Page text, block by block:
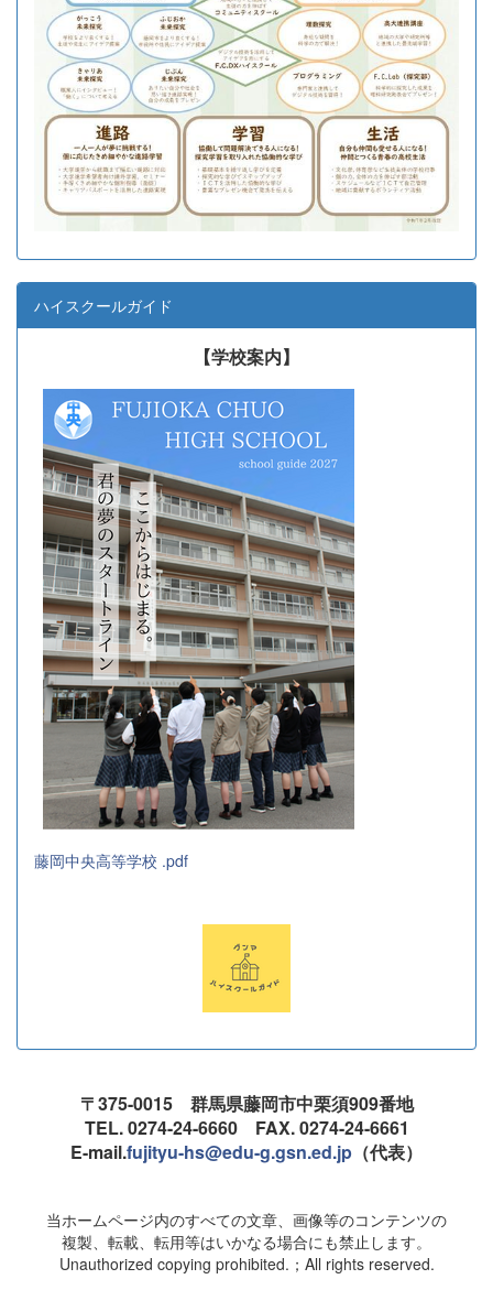
ハイスクールガイド
【学校案内】
藤岡中央高等学校 .pdf
〒375-0015 群馬県藤岡市中栗須909番地
TEL. 0274-24-6660 FAX. 0274-24-6661
E-mail.fujityu-hs@edu-g.gsn.ed.jp （代表）
当ホームページ内のすべての文章、画像等のコンテンツの
複製、転載、転用等はいかなる場合にも禁止します。
Unauthorized copying prohibited.；All rights reserved.